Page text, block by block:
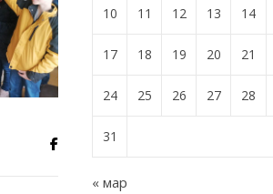
10 11 12 13 14
17 18 19 20 21
24 25 26 27 28
31
« мар